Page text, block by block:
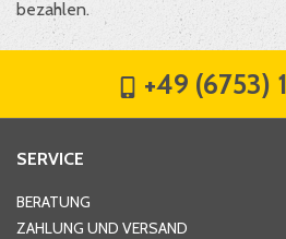
bezahlen.
+49 (6753)
SERVICE
BERATUNG
ZAHLUNG UND VERSAND